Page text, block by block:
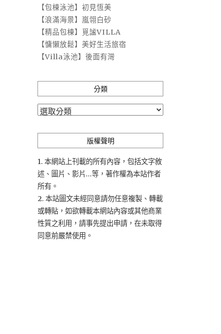
【包棟泳池】初見恆美
【浪滿海景】嵐翎白砂
【精品包棟】覓謐VILLA
【慵懶放鬆】美好生活旅宿
【Villa泳池】後面有灣
分類
分
版權聲明
1. 本網站上刊載的所有內容，包括文字敘
述、圖片、影片...等，著作權為本站作者
所有。
2. 本站圖文未經同意請勿任意複製、轉載
或轉貼，如欲轉載本網站內容或其他商業
性質之利用，請事先提出申請，在未取得
同意前嚴禁使用。